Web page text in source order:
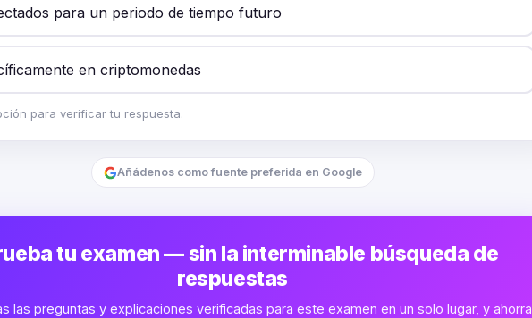
para un periodo de tiempo futuro
en criptomonedas
para verificar tu respuesta.
Añádenos como fuente preferida en Google
tu examen — sin la interminable búsqueda de
respuestas
las preguntas y explicaciones verificadas para este examen en un solo lugar, y ahorra